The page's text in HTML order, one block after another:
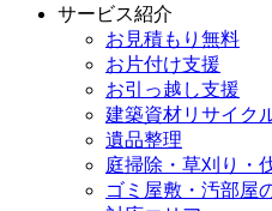
サービス紹介
お見積もり無料
お片付け支援
お引っ越し支援
建築資材リサイク
遺品整理
庭掃除・草刈り・
ゴミ屋敷・汚部屋